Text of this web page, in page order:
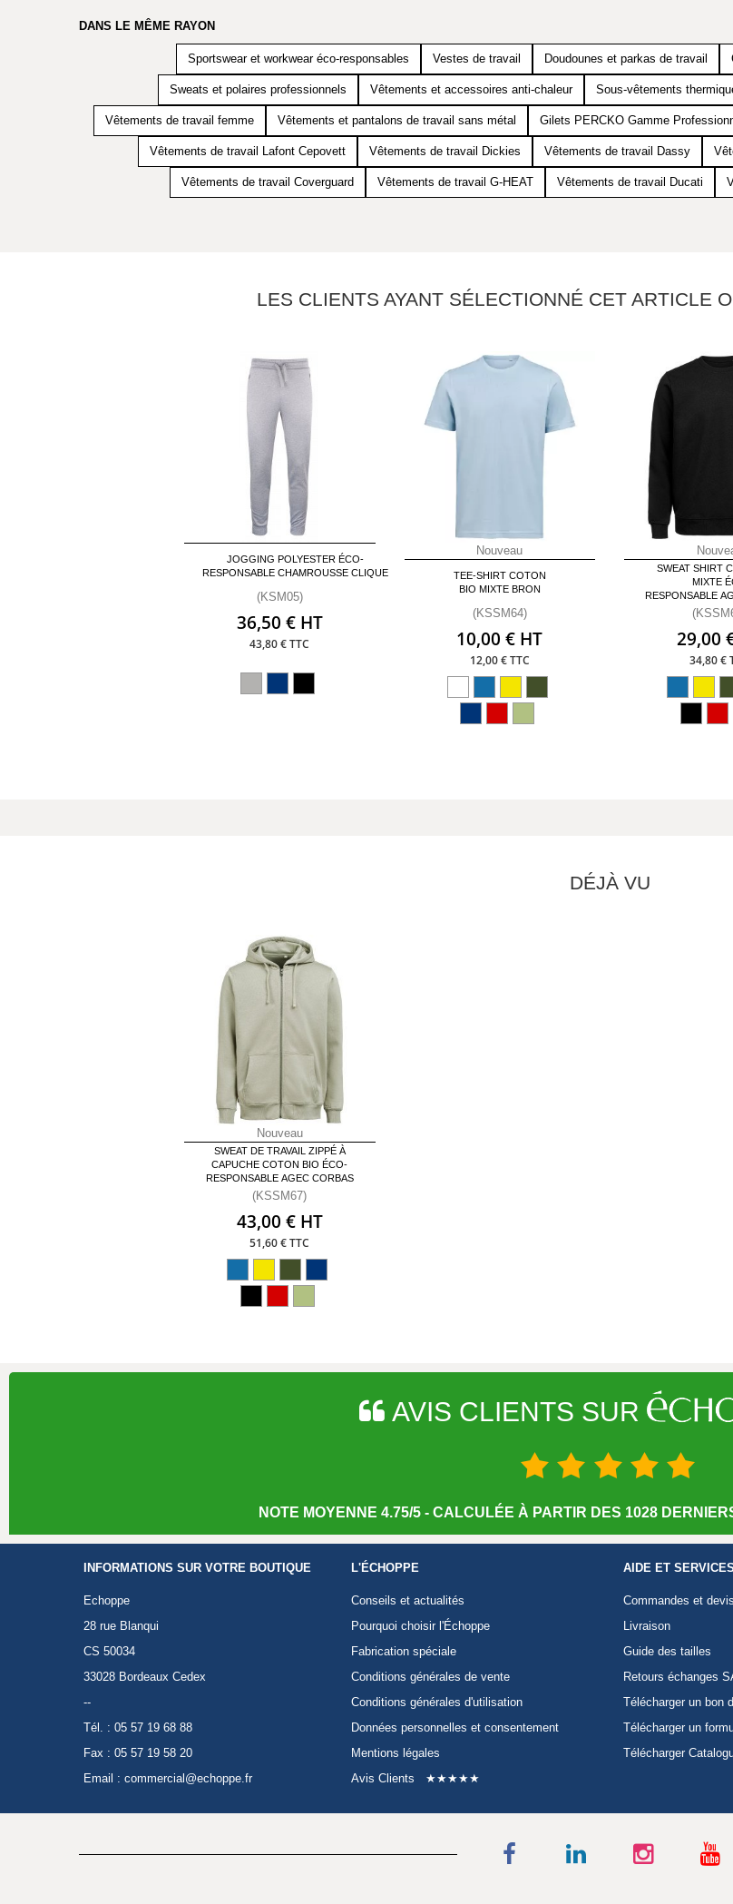
DANS LE MÊME RAYON
Sportswear et workwear éco-responsables Vestes de travail Doudounes et parkas de travail
Sweats et polaires professionnels Vêtements et accessoires anti-chaleur Sous-vêtements
Vêtements de travail femme Vêtements et pantalons de travail sans métal Gilets PERCKO Gamme
Vêtements de travail Lafont Cepovett Vêtements de travail Dickies Vêtements de travail Dassy
Vêtements de travail Coverguard Vêtements de travail G-HEAT Vêtements de travail Ducati
LES CLIENTS AYANT SÉLECTIONNÉ CET ARTICLE
JOGGING POLYESTER ÉCO-
RESPONSABLE CHAMROUSSE CLIQUE
(KSM05)
36,50 € HT
43,80 € TTC
Nouveau
TEE-SHIRT COTON
BIO MIXTE BRON
(KSSM64)
10,00 € HT
12,00 € TTC
SWEAT SHIRT
MIXTE
RESPONSABLE
29,00
34,80 €
DÉJÀ VU
Nouveau
SWEAT DE TRAVAIL ZIPPÉ À
CAPUCHE COTON BIO ÉCO-
RESPONSABLE AGEC CORBAS
(KSSM67)
43,00 € HT
51,60 € TTC
AVIS CLIENTS SUR
NOTE MOYENNE 4.75/5 - CALCULÉE À PARTIR DES 1028
INFORMATIONS SUR VOTRE BOUTIQUE
Echoppe
28 rue Blanqui
CS 50034
33028 Bordeaux Cedex
--
Tél. : 05 57 19 68 88
Fax : 05 57 19 58 20
Email : commercial@echoppe.fr
L'ÉCHOPPE
Conseils et actualités
Pourquoi choisir l'Échoppe
Fabrication spéciale
Conditions générales de vente
Conditions générales d'utilisation
Données personnelles et consentement
Mentions légales
Avis Clients
★★★★★
AIDE ET SERVICES
Commandes et devis
Livraison
Guide des tailles
Retours échanges
Télécharger un bon
Télécharger un
Télécharger